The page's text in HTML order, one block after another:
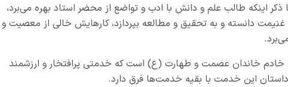
ذکر اینکه طالب علم و دانش با ادب و تواضع از محضر استاد بهره می‌برد،
غنیمت دانسته و به تحقیق‌ و مطالعه بپردازد، کارهایش خالی از معصیت و
خادم خاندان عصمت و طهارت (ع) است که خدمتی پرافتخار و ارزشمند
داستان این خدمت با بقیه خدمت‌ها فرق دارد.